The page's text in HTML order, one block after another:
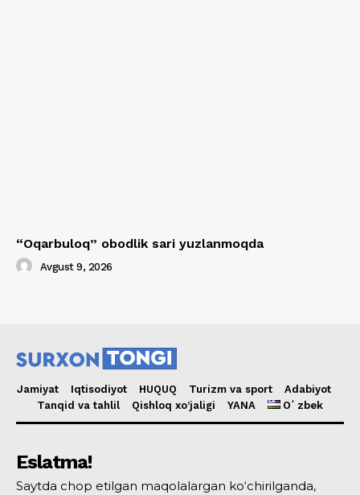
“Oqarbuloq” obodlik sari yuzlanmoqda
Avgust 9, 2026
Jamiyat Iqtisodiyot HUQUQ Turizm va sport
Adabiyot
Tanqid va tahlil
Qishloq xo’jaligi YANA Oʻzbek
Eslatma!
Saytda chop etilgan maqolalargan ko‘chirilganda,